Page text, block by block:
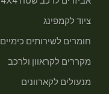
ציוד לקמפינג
חומרים לשירותים כימיים
מקררים לקראוון ולרכב
מנעולים לקארוונים